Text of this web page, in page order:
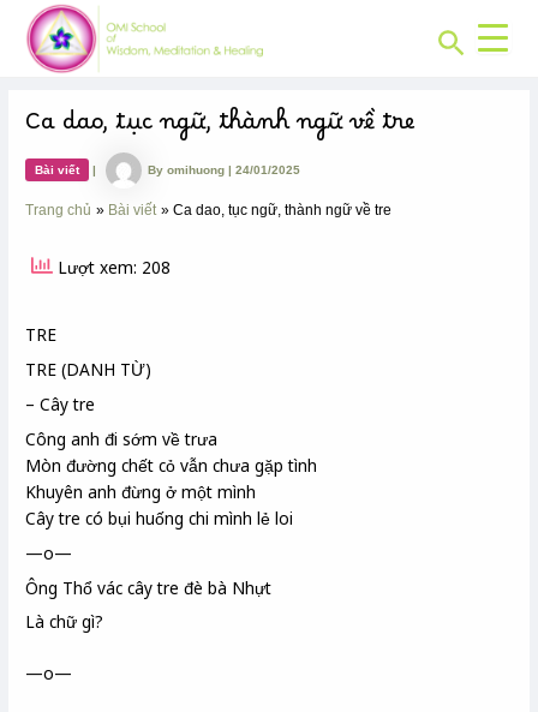
content
Search
Ca dao, tục ngữ, thành ngữ về tre
Bài viết | Byomihuong|24/01/2025
Trang chủ Bài viết Ca dao, tục ngữ, thành ngữ về tre
Lượt xem: 208
TRE
TRE (DANH TỪ)
– Cây tre
Công anh đi sớm về trưa
Mòn đường chết cỏ vẫn chưa gặp tình
Khuyên anh đừng ở một mình
Cây tre có bụi huống chi mình lẻ loi
—o—
Ông Thổ vác cây tre đè bà Nhựt
Là chữ gì?
—o—
Post
navigation
CHUYÊN
MỤC: